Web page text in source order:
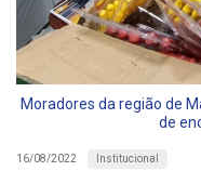
Moradores da região de
de
16/08/2022 Institucional